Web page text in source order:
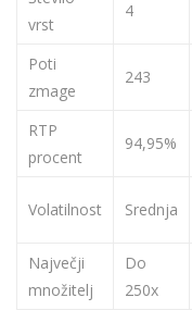
vrst
4
Poti
zmage
243
RTP
procent
94,95%
Volatilnost Srednja
Največji
množitelj
Do
250x